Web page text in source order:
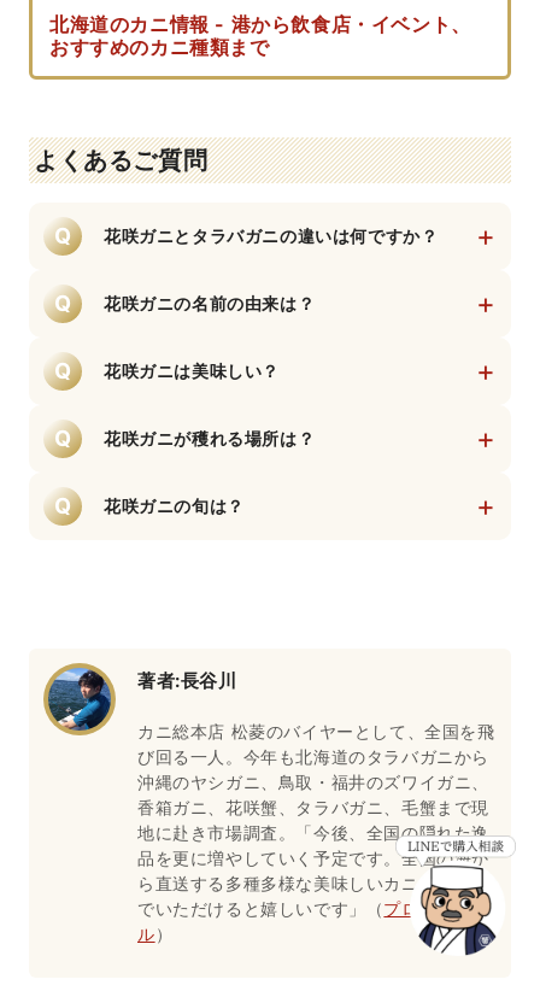
北海道のカニ情報 - 港から飲食店・イベント、
おすすめのカニ種類まで
よくあるご質問
Q 花咲ガニとタラバガニの違いは何ですか？ +
A
す。ただ、花咲ガニは甲羅全体にトゲがあ
り、茹でると鮮やかな赤色になります。身は
す。一方、タラバガニは甲羅のトゲは少な
す。
Q 花咲ガニの名前の由来は？ +
A
うであることや、明治時代の地名「根室国花
咲郡（花咲村）であったからとも言われてい
Q 花咲ガニは美味しい？ +
A
が強いです。また脂乗りがよくジューシーで
濃厚な旨味と弾力のある身、コクの深いカニ
Q 花咲ガニが穫れる場所は？ +
A
から納沙布岬(のさっぷみさき)が主な生息・漁
獲エリアです
Q 花咲ガニの旬は？ +
著者:長谷川
カニ総本店 松菱のバイヤーとして、全国を飛
び回る一人。今年も北海道のタラバガニから
沖縄のヤシガニ、鳥取・福井のズワイガニ、
香箱ガニ、花咲蟹、タラバガニ、毛蟹まで現
地に赴き市場調査。「今後、全国の隠れた逸
品を更に増やしていく予定です。全国の海か
ら直送する多種多様な美味しいカニを楽しん
でいただけると嬉しいです」（プロフィー
ル）